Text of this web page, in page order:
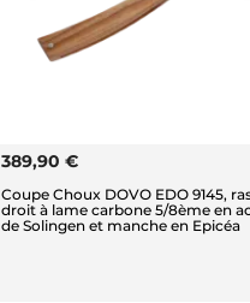
389,90 €
Coupe Choux DOVO EDO 9145,
droit à lame carbone 5/8ème en
de Solingen et manche en Epicéa